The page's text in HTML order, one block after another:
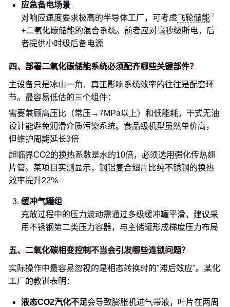
应急备电场景
对响应速度要求极高的半导体工厂，可考虑飞轮储能
+二氧化碳储能的混合系统。前者应对毫秒级断电，后
者提供小时级后备电源
四、部署二氧化碳储能系统必须配齐哪些关键部件？
主设备只是冰山一角，真正影响系统效率的往往是配套环
节。最容易低估的三个组件：
需要兼顾高压比（常压→7MPa以上）和低能耗，干式无油
设计能避免润滑介质污染系统。食品级机型虽然单价高，
但维护周期延长3倍
超临界CO2的换热系数是水的10倍，必须选用强化传热翅
片管。某项目实测显示，钢铝复合翅片比纯不锈钢的换热
效率提升22%
缓冲气罐组
充放过程中的压力波动需通过多级缓冲罐平滑，建议采
用不锈钢第二类压力容器，与主储罐形成梯度压力布局
五、二氧化碳相变控制不当会引发哪些连锁问题？
实际操作中最容易忽视的是相态转换时的"滞后效应"。某化
工厂的教训表明：
液态CO2汽化不足会导致膨胀机进气带液，叶片在两周